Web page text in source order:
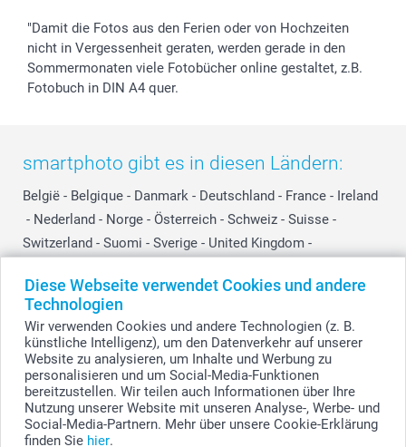
Diese Webseite verwendet Cookies und andere
Technologien
Wir verwenden Cookies und andere Technologien (z. B.
künstliche Intelligenz), um den Datenverkehr auf unserer
Website zu analysieren, um Inhalte und Werbung zu
personalisieren und um Social-Media-Funktionen
bereitzustellen. Wir teilen auch Informationen über Ihre
Nutzung unserer Website mit unseren Analyse-, Werbe- und
Social-Media-Partnern. Mehr über unsere Cookie-Erklärung
finden Sie hier.
"Damit die Fotos aus den Ferien oder von Hochzeiten
nicht in Vergessenheit geraten, werden gerade in den
Sommermonaten viele Fotobücher online gestaltet, z.B.
Fotobuch in DIN A4 quer.
smartphoto gibt es in diesen Ländern:
België - Belgique - Danmark - Deutschland - France - Ireland
- Nederland - Norge - Österreich - Schweiz - Suisse -
Switzerland - Suomi - Sverige - United Kingdom -
Other Countries
© smartphoto Group. Alle Rechte vorbehalten.
Alle Preise verstehen sich in EURO (€) inkl. MwSt. und zzgl. Versandkosten.